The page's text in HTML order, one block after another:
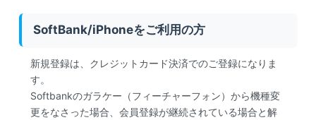
SoftBank/iPhoneをご利用の方
新規登録は、クレジットカード決済でのご登録になりま
す。
Softbankのガラケー（フィーチャーフォン）から機種変
更をなさった場合、会員登録が継続されている場合と解